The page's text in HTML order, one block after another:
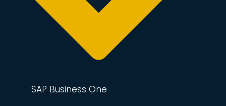
SAP Business One